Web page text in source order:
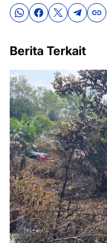
Berita Terkait